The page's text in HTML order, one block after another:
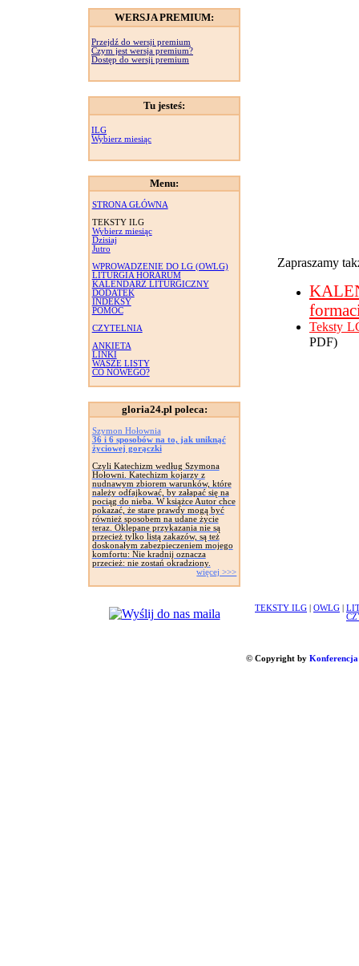
WERSJA PREMIUM:
Przejdź do wersji premium
Czym jest wersja premium?
Dostęp do wersji premium
Tu jesteś:
ILG
Wybierz miesiąc
Menu:
STRONA GŁÓWNA
TEKSTY ILG
Wybierz miesiąc
Dzisiaj
Jutro
WPROWADZENIE DO LG (OWLG)
LITURGIA HORARUM
KALENDARZ LITURGICZNY
DODATEK
INDEKSY
POMOC
CZYTELNIA
ANKIETA
LINKI
WASZE LISTY
CO NOWEGO?
gloria24.pl poleca:
Szymon Hołownia
36 i 6 sposobów na to, jak uniknąć
życiowej gorączki
Czyli Katechizm według Szymona
Hołowni. Katechizm kojarzy z
nudnawym zbiorem warunków, które
należy odfajkować, by załapać się na
pociąg do nieba. W książce Autor chce
pokazać, że stare prawdy mogą być
również sposobem na udane życie
teraz. Oklepane przykazania nie są
przecież tylko listą zakazów, są też
doskonałym zabezpieczeniem mojego
komfortu: Nie kradnij oznacza
przecież: nie zostań okradziony.
więcej >>>
Zapraszamy
Teksty
PDF)
TEKSTY ILG OWLG
© Copyright by Konferencja